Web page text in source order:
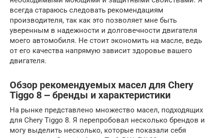
всегда стараюсь следовать рекомендациям
производителя, так как это позволяет мне быть
уверенным в надежности и долговечности двигателя
моего автомобиля. Не стоит экономить на масле, ведь
от его качества напрямую зависит здоровье вашего
двигателя.
Обзор рекомендуемых масел для Chery
Tiggo 8 ౼ бренды и характеристики
На рынке представлено множество масел, подходящих
для Chery Tiggo 8. Я перепробовал несколько брендов и
могу выделить несколько, которые показали себя